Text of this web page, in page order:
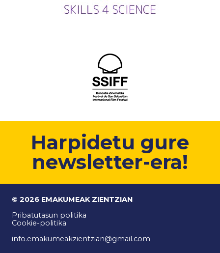
Harpidetu gure
newsletter-era!
© 2026 EMAKUMEAK ZIENTZIAN
Pribatutasun politika
Cookie-politika
info.emakumeakzientzian@gmail.com